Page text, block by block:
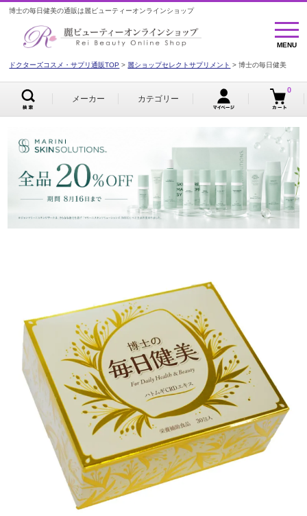
博士の毎日健美の通販は麗ビューティーオンラインショップ
MENU
MENU
ドクターズコスメ・サプリ通販TOP 麗ショップセレクトサプリメント 博士の毎日健美
メーカー カテゴリー
0